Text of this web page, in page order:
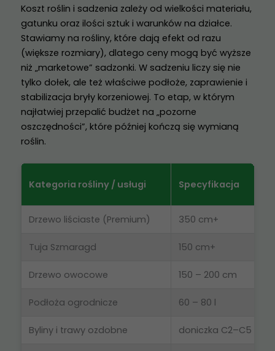
Koszt roślin i sadzenia zależy od wielkości materiału,
gatunku oraz ilości sztuk i warunków na działce.
Stawiamy na rośliny, które dają efekt od razu
(większe rozmiary), dlatego ceny mogą być wyższe
niż „marketowe” sadzonki. W sadzeniu liczy się nie
tylko dołek, ale też właściwe podłoże, zaprawienie i
stabilizacja bryły korzeniowej. To etap, w którym
najłatwiej przepalić budżet na „pozorne
oszczędności”, które później kończą się wymianą
roślin.
Kategoria rośliny / usługi Specyfikacja
Drzewo liściaste (Premium) 350 cm+
Tuja Szmaragd 150 cm+
Drzewo owocowe 150 – 200 cm
Podłoża ogrodnicze 60 – 80 l
Byliny i trawy ozdobne doniczka C2–C5